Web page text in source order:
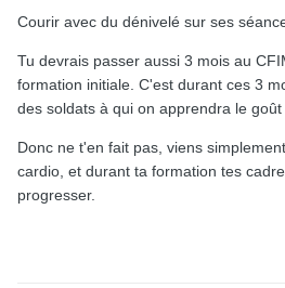
Courir avec du dénivelé sur ses
Tu devrais passer aussi 3 mois au
formation initiale. C'est durant ces 3
des soldats à qui on apprendra le goût
Donc ne t'en fait pas, viens
cardio, et durant ta formation tes
progresser.